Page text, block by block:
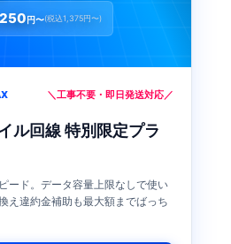
円〜(税込1,375円〜)
＼工事不要・即日発送対応／
ル回線 特別限定プラ
ード。データ容量上限なしで使い
え違約金補助も最大額までばっち